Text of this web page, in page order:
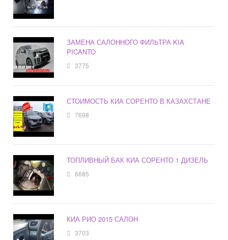
ЗАМЕНА САЛОННОГО ФИЛЬТРА KIA
PICANTO
3775
СТОИМОСТЬ КИА СОРЕНТО В КАЗАХСТАНЕ
7698
ТОПЛИВНЫЙ БАК КИА СОРЕНТО 1 ДИЗЕЛЬ
6685
КИА РИО 2015 САЛОН
3703